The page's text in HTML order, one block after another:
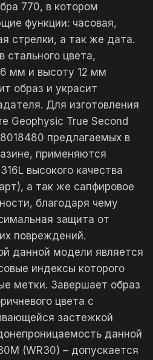
770, в котором
функции: часовая,
стрелки, а так же дата.
стального цвета,
мм и высоту 12 мм
образ и украсит
Для изготовления
Geophysic True Second
предлагаемых в
применяются
316L высокого качества
а так же сапфировое
благодаря чему
защита от
повреждений.
данной модели является
индексы которого
метки. Завершает образ
цвета с
застежкой
данной
(WR30) – допускается